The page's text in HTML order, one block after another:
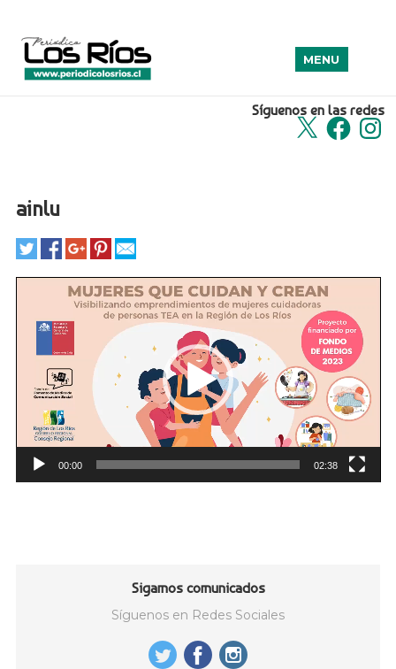
Síguenos en las redes
X Facebook
MENU
ainlu
Reproductor
Video
00:00 02:38
Sigamos comunicados
Síguenos en Redes Sociales